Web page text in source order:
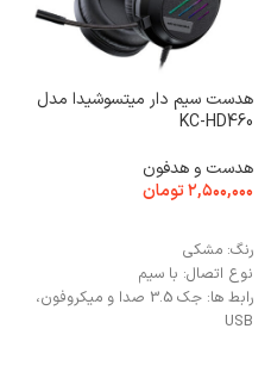
هدست سیم دار میتسوشیدا مدل
KC-HD460
هدست و هدفون
۲,۵۰۰,۰۰۰تومان
رنگ: مشکی
نوع اتصال: با سیم
رابط ها:
جک 3.5 صدا و میکروفون،
USB